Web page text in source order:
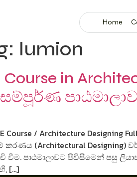
Home
lumion
Course in
පාඨමාලාව
Course / Architecture
කරණය (Architectural
වීම. පාඨමාලාවට පිවිසීමෙන් පසු
[…]